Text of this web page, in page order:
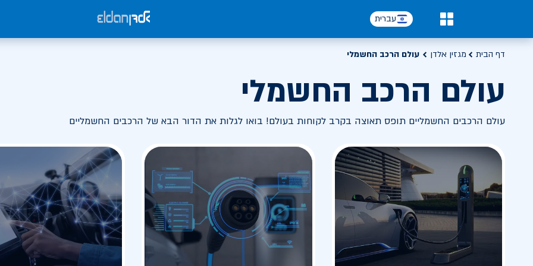
עברית
דף הבית מגזין אלדן עולם הרכב החשמלי
עולם הרכב החשמלי
עולם הרכבים החשמליים תופס תאוצה בקרב לקוחות בעולם! בואו לגלות את הדור הבא של הרכבים החשמליים